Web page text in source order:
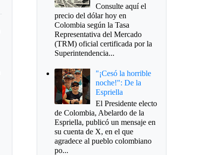
Consulte aquí el
precio del dólar hoy en
Colombia según la Tasa
Representativa del Mercado
(TRM) oficial certificada por la
Superintendencia...
"¡Cesó la horrible
noche!": De la
Espriella
El Presidente electo
de Colombia, Abelardo de la
Espriella, publicó un mensaje en
su cuenta de X, en el que
agradece al pueblo colombiano
po...